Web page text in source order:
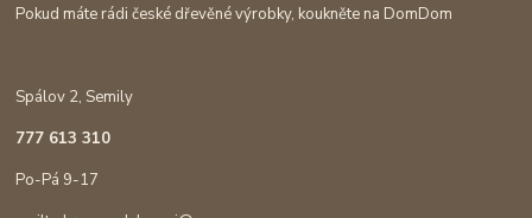
Pokud máte rádi české dřevěné výrobky, koukněte na DomDom
Spálov 2, Semily
777 613 310
Po-Pá 9-17